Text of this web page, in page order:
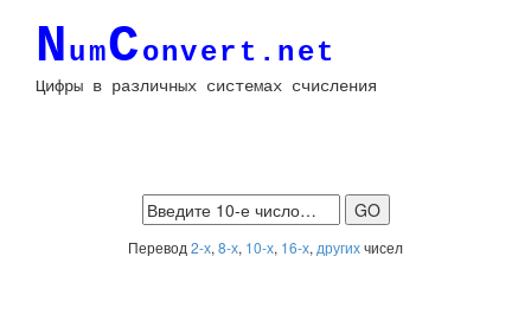
NumConvert.net
Цифры в различных системах счисления
Перевод 2-х, 8-х, 10-х, 16-х, другихчисел